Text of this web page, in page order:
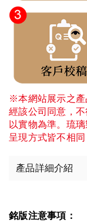
※本網站展示之產
經該公司同意，
以實物為準。琉
呈現方式皆不相同
產品詳細介紹
銘版注意事項：